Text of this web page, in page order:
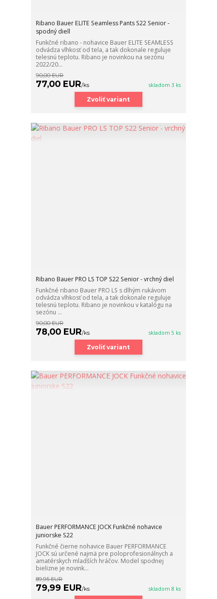
Ribano Bauer ELITE Seamless Pants S22 Senior -
spodný diell
Funkčné ribano - nohavice Bauer ELITE SEAMLESS
odvádza vlhkosť od tela, a tak dokonale reguluje
telesnú teplotu. Ribano je novinkou na sezónu
2022/20...
90,00 EUR
77,00 EUR/ks skladom 3 ks
Zvoliť variant
Ribano Bauer PRO LS TOP S22 Senior - vrchný diel
Funkčné ribano Bauer PRO LS s dlhým rukávom
odvádza vlhkosť od tela, a tak dokonale reguluje
telesnú teplotu. Ribano je novinkou v katalógu na
sezónu ...
90,00 EUR
78,00 EUR/ks skladom 5 ks
Zvoliť variant
Bauer PERFORMANCE JOCK Funkčné nohavice
juniorske S22
Funkčné čierne nohavice Bauer PERFORMANCE
JOCK sú určené najmä pre poloprofesionálnych a
amatérskych mladších hráčov. Model spodnej
bielizne je novink...
89,95 EUR
79,99 EUR/ks skladom 8 ks